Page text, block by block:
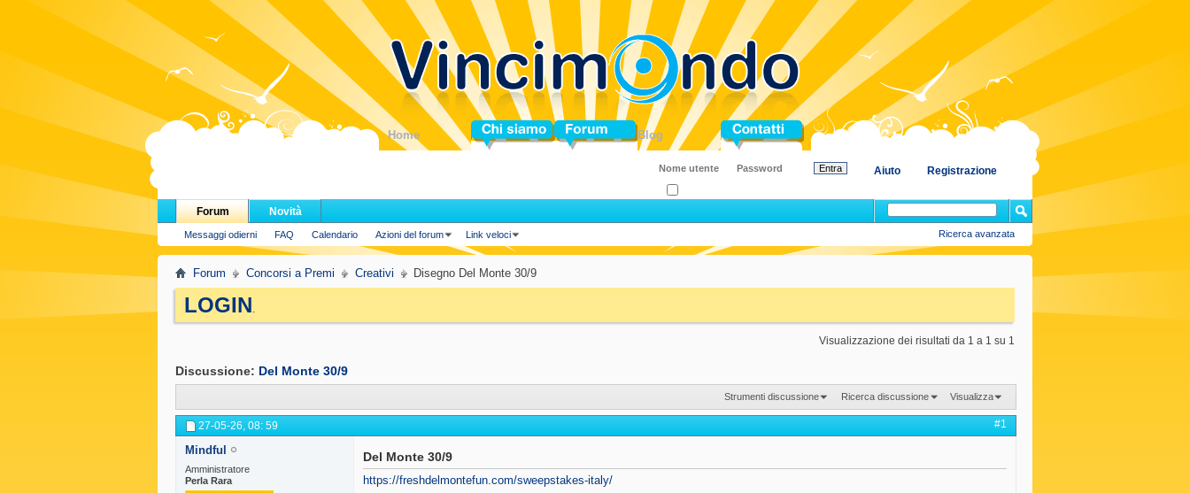
Home Chi siamo Forum Blog Contatti
Registrazione
Aiuto
Forum
Messaggi odierni FAQ Calendario Azioni del forum Link veloci
Novità
Ricerca avanzata
Forum Concorsi a Premi Creativi Disegno Del Monte 30/9
LOGIN.
Visualizzazione dei risultati da 1 a 1 su 1
Discussione: Del Monte 30/9
Strumenti discussione Ricerca discussione Visualizza
27-05-26, 08: 59 #1
Mindful
Amministratore
Perla Rara
Del Monte 30/9
https://freshdelmontefun.com/sweepstakes-italy/